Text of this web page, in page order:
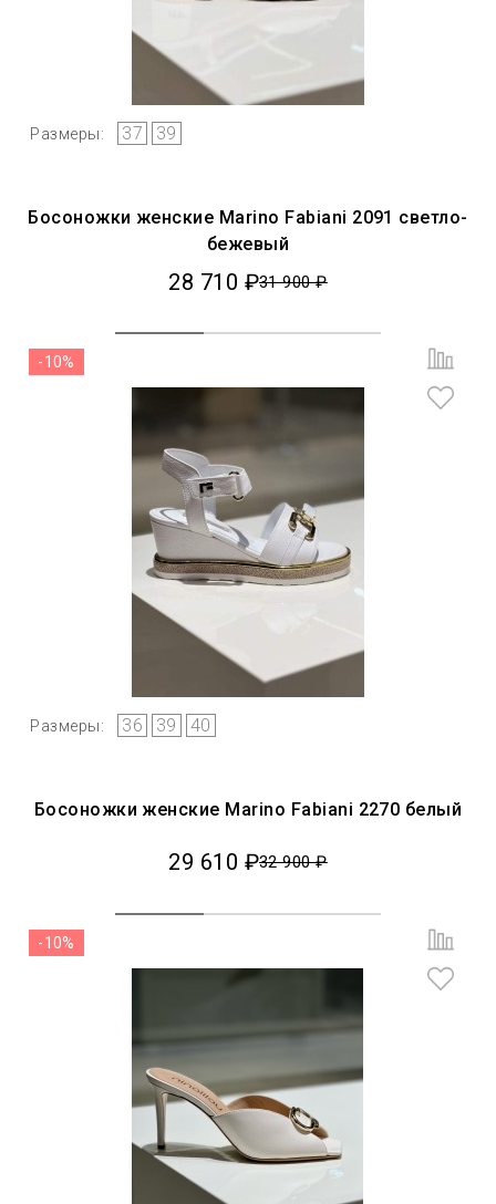
Размеры: 37 39
Босоножки женские Marino Fabiani 2091 светло-
бежевый
28 710 ₽31 900 ₽
Размеры: 36 39 40
-10%
Босоножки женские Marino Fabiani 2270 белый
29 610 ₽32 900 ₽
-10%